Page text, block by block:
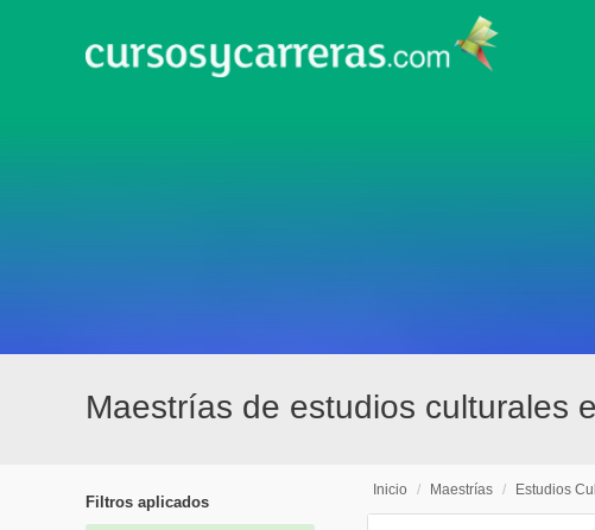
Maestrías de estudios culturales
Filtros aplicados
Inicio / Maestrías / Estudios